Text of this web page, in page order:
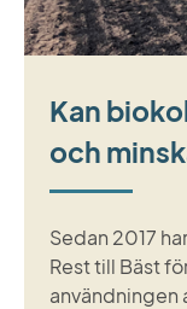
Kan
och
Sedan 2017
Rest till Bäst
användningen